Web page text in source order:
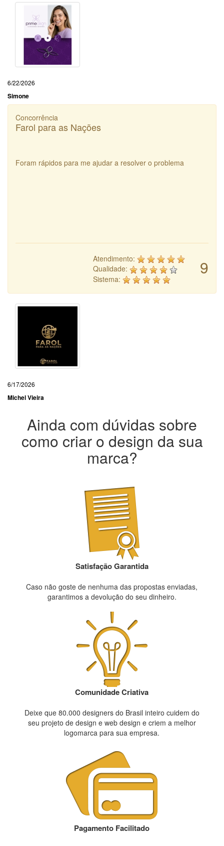
6/22/2026
Simone
Concorrência
Farol para as Nações
Foram rápidos para me ajudar a resolver o problema
9
Atendimento:
Qualidade:
Sistema:
6/17/2026
Michel Vieira
Ainda com dúvidas sobre
como criar o design da sua
marca?
Satisfação Garantida
Caso não goste de nenhuma das propostas enviadas,
garantimos a devolução do seu dinheiro.
Comunidade Criativa
Deixe que 80.000 designers do Brasil inteiro cuidem do
seu projeto de design e web design e criem a melhor
logomarca para sua empresa.
Pagamento Facilitado